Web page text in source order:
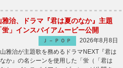
雅治、ドラマ『君は夏のなか』主題
蛍」インスパイアムービー公開
Ｊ－ＰＯＰ
2026年8月8日
雅治が主題歌を務めるドラマNEXT『君は
か』の名シーンを使用した「蛍（「君は